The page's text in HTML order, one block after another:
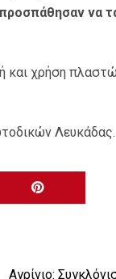
προσπάθησαν να
και χρήση
Λευκάδας.
Αγρίνιο: